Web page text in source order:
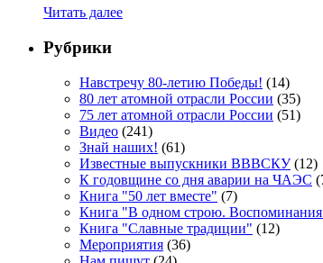
Читать далее
Рубрики
Навстречу 80-летию Победы! (14)
80 лет атомной отрасли России (35)
75 лет атомной отрасли России (51)
Видео (241)
Знай наших! (61)
Известные выпускники ВВВСКУ(12)
К годовщине со дня аварии на ЧАЭС
Книга "50 лет вместе" (7)
Книга "В одном строю. Воспоминания
Книга "Славные традиции" (12)
Мероприятия (36)